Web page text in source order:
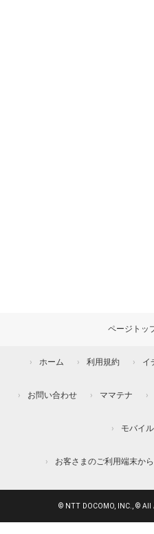
ページトッ
ホーム 利用規約 イ
お問い合わせ ママテナ
モバイ
お客さまのご利用端末か
© NTT DOCOMO, INC., © All